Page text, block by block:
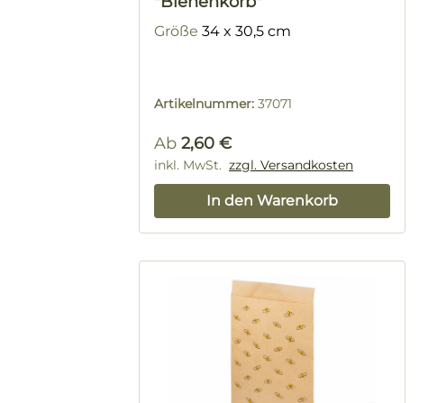
Größe 34 x 30,5 cm
Artikelnummer: 37071
Regulärer Preis:
Ab 2,60 €
inkl. MwSt. zzgl. Versandkosten
In den Warenkorb